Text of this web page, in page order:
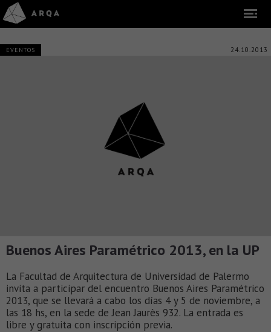
EVENTOS 24.10.2013
Buenos Aires Paramétrico 2013, en la UP
La Facultad de Arquitectura de Universidad de Palermo
invita a participar del encuentro Buenos Aires Paramétrico
2013, que se llevará a cabo los días 4 y 5 de noviembre, a
las 18 hs, en la sede de Jean Jaurès 932. La entrada es
libre y gratuita con inscripción previa.